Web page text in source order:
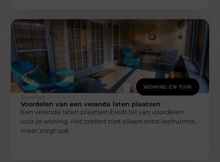
WONING EN TUIN
Bonefast
Voordelen van een veranda laten plaatsen
Een veranda laten plaatsen biedt tal van voordelen
voor je woning. Het creëert niet alleen extra leefruimte,
maar zorgt ook